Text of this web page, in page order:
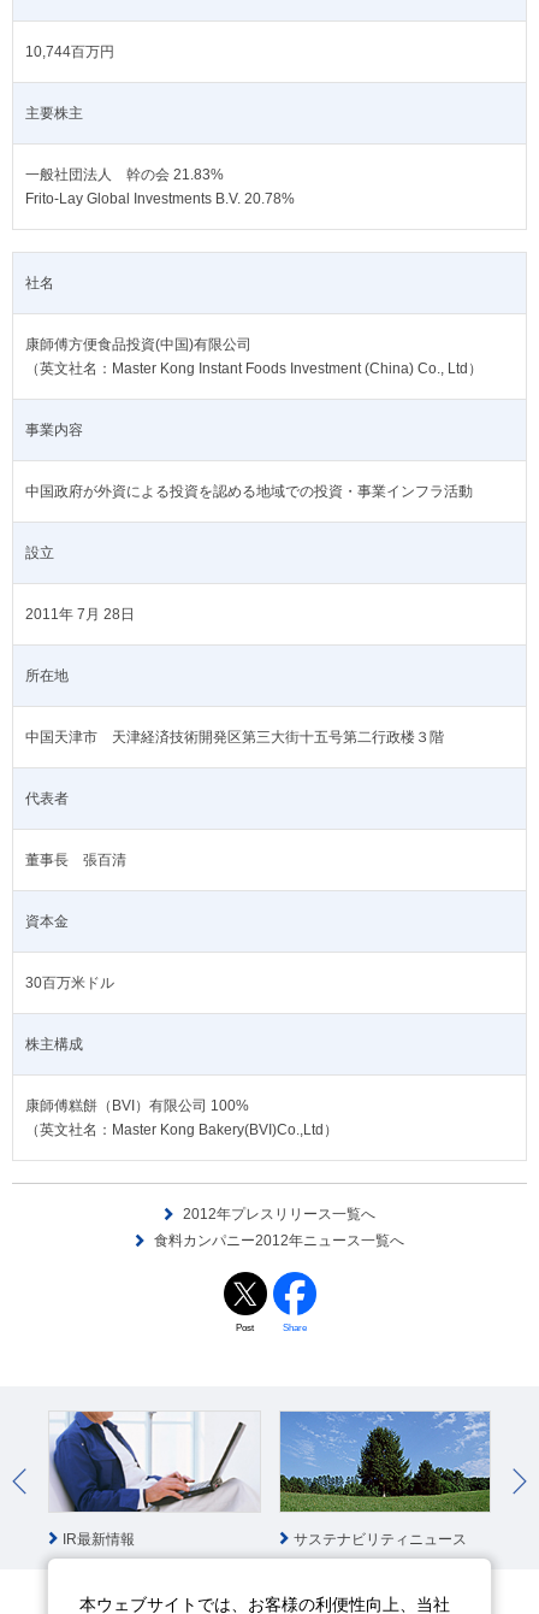
10,744百万円
主要株主
一般社団法人 幹の会 21.83%
Frito-Lay Global Investments B.V. 20.78%
社名
康師傅方便食品投資(中国)有限公司
（英文社名：Master Kong Instant Foods Investment (China) Co., Ltd）
事業内容
中国政府が外資による投資を認める地域での投資・事業インフラ活動
設立
2011年 7月 28日
所在地
中国天津市 天津経済技術開発区第三大街十五号第二行政楼３階
代表者
董事長 張百清
資本金
30百万米ドル
株主構成
康師傅糕餅（BVI）有限公司 100%
（英文社名：Master Kong Bakery(BVI)Co.,Ltd）
2012年プレスリリース一覧へ
食料カンパニー2012年ニュース一覧へ
Post Share
IR最新情報 サステナビリティニュース
本ウェブサイトでは、お客様の利便性向上、当社